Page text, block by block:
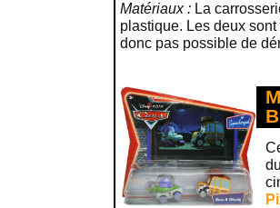
Matériaux : La
plastique. Les deux
donc pas possible de